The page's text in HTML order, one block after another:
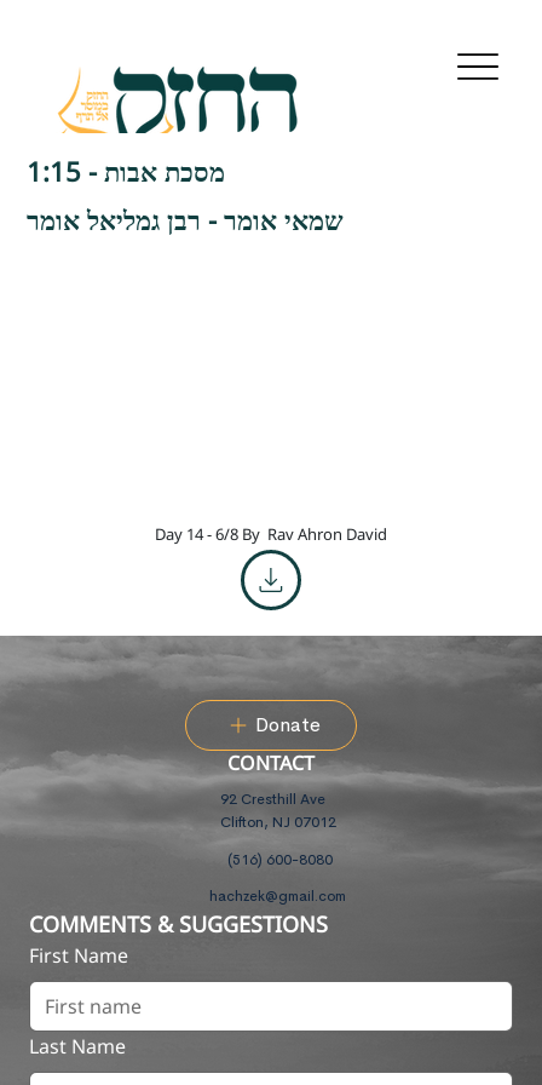
מסכת אבות - 1:15
שמאי אומר - רבן גמליאל אומר
Day 14 - 6/8 By Rav Ahron David
Donate
CONTACT
92 Cresthill Ave
Clifton, NJ 07012
(516) 600-8080
hachzek@gmail.com
COMMENTS & SUGGESTIONS
First Name
Last Name